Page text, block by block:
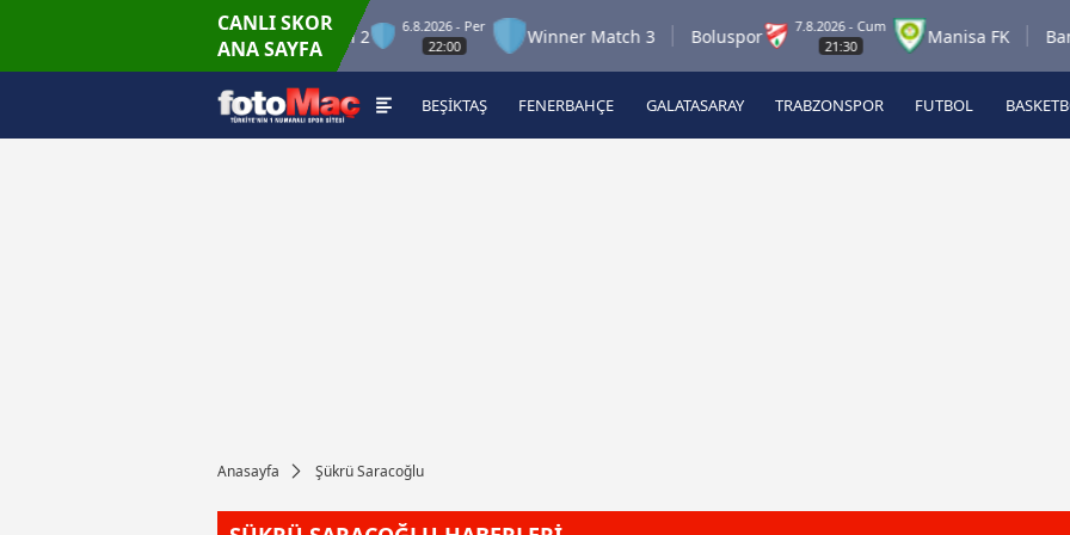
CANLI SKOR
ANA SAYFA
Winner Match 2
6.8.2026 - Per
22:00
Winner Match 3 Boluspor
7.8.2026 - Cum
Manisa FK
Beşiktaş
A
BEŞİKTAŞ FENERBAHÇE GALATASARAY TRABZONSPOR FUTBOL
Anasayfa Şükrü Saracoğlu